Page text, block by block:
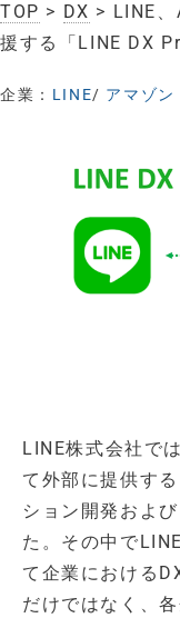
TOP > DX > LINE
援する「LINE DX
企業： LINE/ アマゾン
LINE株式会社で
て外部に提供す
ション開発およ
た。その中で
て企業における
だけではなく、